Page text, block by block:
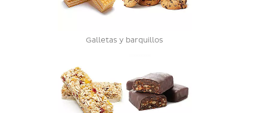
Galletas y barquillos